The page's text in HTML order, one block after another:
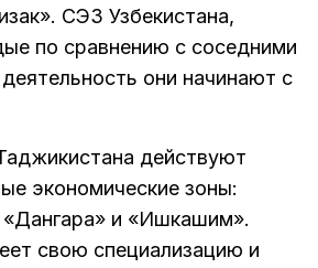
СЭЗ Узбекистана,
по сравнению с соседними
они начинают с
действуют
экономические зоны:
«Дангара» и «Ишкашим».
свою специализацию и